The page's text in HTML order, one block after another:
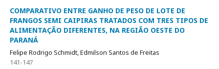
COMPARATIVO ENTRE GANHO DE PESO DE LOTE DE
FRANGOS SEMI CAIPIRAS TRATADOS COM TRES TIPOS DE
ALIMENTAÇÃO DIFERENTES, NA REGIÃO OESTE DO
PARANÁ
Felipe Rodrigo Schmidt, Edmilson Santos de Freitas
141-147